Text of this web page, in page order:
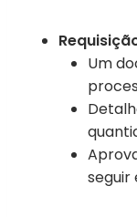
Um
seguir